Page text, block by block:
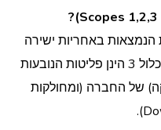
הינן פליטות הנמצאות באחריות ישירה
(ובשליטה) של הארגון. פליטות ממכלול 3 הינן פליטות הנובעות
של החברה (ומחולקות